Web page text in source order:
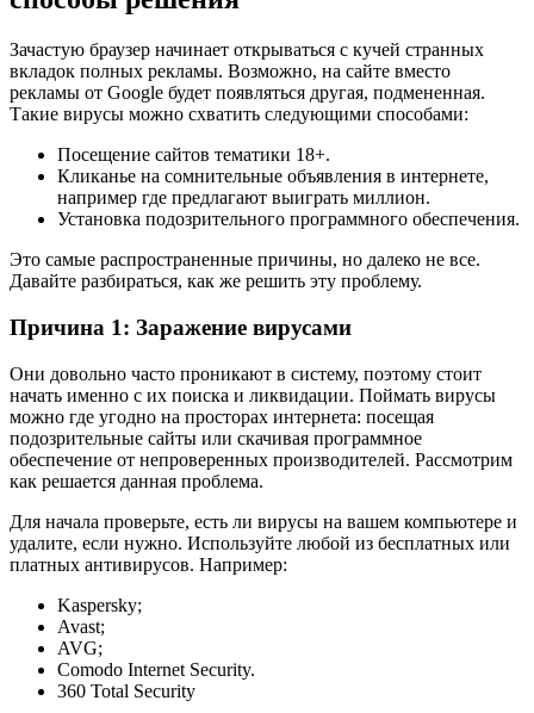
Зачастую браузер начинает открываться с кучей странных
вкладок полных рекламы. Возможно, на сайте вместо
рекламы от Google будет появляться другая, подмененная.
Такие вирусы можно схватить следующими способами:
Посещение сайтов тематики 18+.
Кликанье на сомнительные объявления в интернете,
например где предлагают выиграть миллион.
Установка подозрительного программного обеспечения.
Это самые распространенные причины, но далеко не все.
Давайте разбираться, как же решить эту проблему.
Причина 1: Заражение вирусами
Они довольно часто проникают в систему, поэтому стоит
начать именно с их поиска и ликвидации. Поймать вирусы
можно где угодно на просторах интернета: посещая
подозрительные сайты или скачивая программное
обеспечение от непроверенных производителей. Рассмотрим
как решается данная проблема.
Для начала проверьте, есть ли вирусы на вашем компьютере и
удалите, если нужно. Используйте любой из бесплатных или
платных антивирусов. Например:
Kaspersky;
Avast;
AVG;
Comodo Internet Security.
360 Total Security